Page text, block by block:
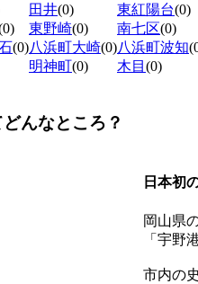
田井(0) 東紅陽台(0)
東野崎(0) 南七区(0)
(0)八浜町大崎(0)八浜町波知
明神町(0) 木目 (0)
んなところ？
日本初
岡山県
「宇野
市内の